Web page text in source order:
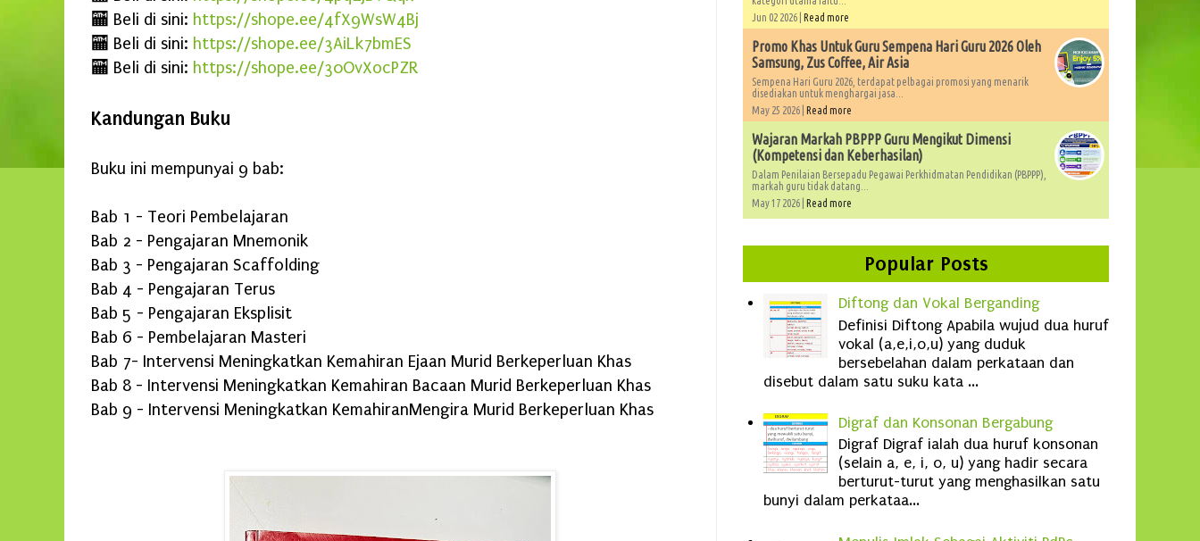
🏧 Beli di sini: https://shope.ee/4fX9WsW4Bj
🏧 Beli di sini: https://shope.ee/3AiLk7bmES
🏧 Beli di sini: https://shope.ee/30OvXocPZR
Kandungan Buku
Buku ini mempunyai 9 bab:
Bab 1 - Teori Pembelajaran
Bab 2 - Pengajaran Mnemonik
Bab 3 - Pengajaran Scaffolding
Bab 4 - Pengajaran Terus
Bab 5 - Pengajaran Eksplisit
Bab 6 - Pembelajaran Masteri
Bab 7- Intervensi Meningkatkan Kemahiran Ejaan Murid Berkeperluan Khas
Bab 8 - Intervensi Meningkatkan Kemahiran Bacaan Murid Berkeperluan Khas
Bab 9 - Intervensi Meningkatkan KemahiranMengira Murid Berkeperluan Khas
Jun 02 2026 | Read more
Promo Khas Untuk Guru Sempena Hari Guru 2026 Oleh
Samsung, Zus Coffee, Air Asia
Sempena Hari Guru 2026, terdapat pelbagai promosi yang menarik
disediakan untuk menghargai jasa...
May 25 2026 | Read more
Wajaran Markah PBPPP Guru Mengikut Dimensi
(Kompetensi dan Keberhasilan)
Dalam Penilaian Bersepadu Pegawai Perkhidmatan Pendidikan (PBPPP),
markah guru tidak datang...
May 17 2026 | Read more
Popular Posts
Diftong dan Vokal Berganding
Definisi Diftong Apabila wujud dua huruf
vokal (a,e,i,o,u) yang duduk
bersebelahan dalam perkataan dan
disebut dalam satu suku kata ...
Digraf dan Konsonan Bergabung
Digraf Digraf ialah dua huruf konsonan
(selain a, e, i, o, u) yang hadir secara
berturut-turut yang menghasilkan satu
bunyi dalam perkataa...